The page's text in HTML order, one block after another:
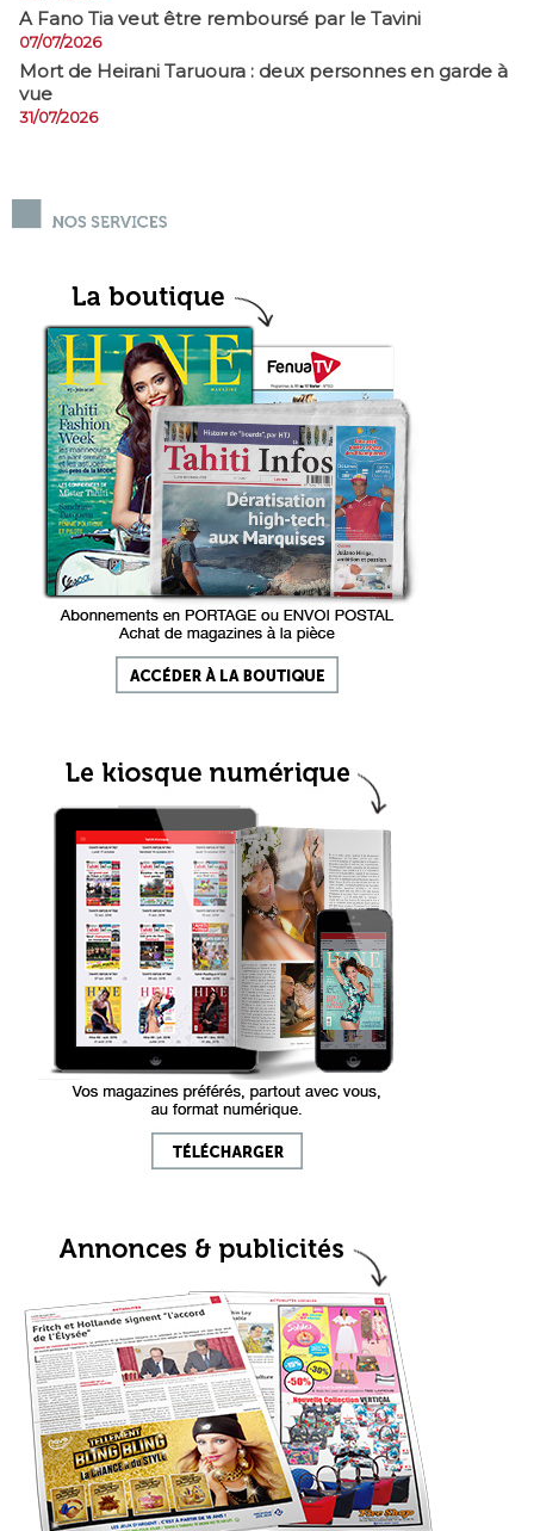
A Fano Tia veut être remboursé par le Tavini
07/07/2026
Mort de Heirani Taruoura : deux personnes en garde à
vue
31/07/2026